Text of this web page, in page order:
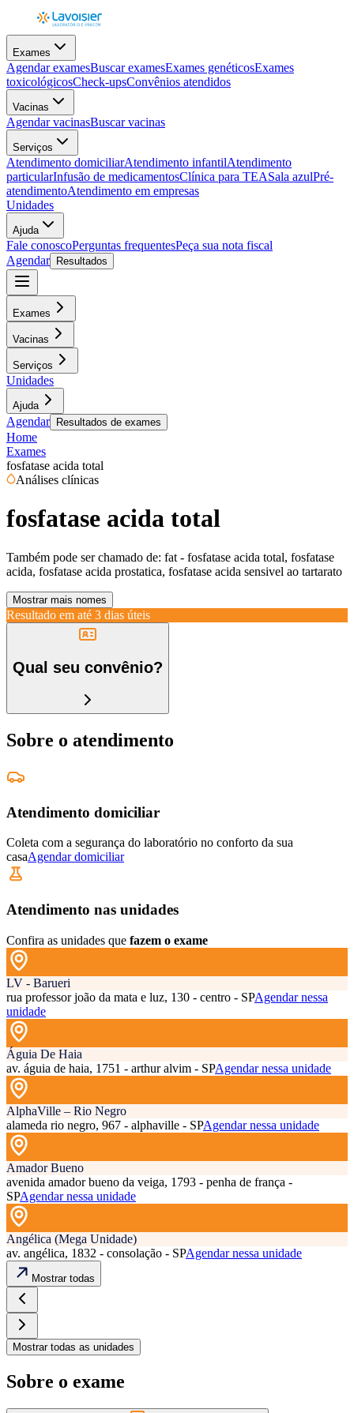
Exames
Agendar examesBuscar examesExames genéticosExames
toxicológicosCheck-upsConvênios atendidos
Vacinas
Agendar vacinasBuscar vacinas
Serviços
Atendimento domiciliarAtendimento infantilAtendimento
particularInfusão de medicamentosClínica para TEASala azulPré-
atendimentoAtendimento em empresas
Unidades
Ajuda
Fale conoscoPerguntas frequentesPeça sua nota fiscal
Agendar
Resultados
Exames
Vacinas
Serviços
Unidades
Ajuda
Agendar Resultados de exames
Home
Exames
fosfatase acida total
Análises clínicas
fosfatase acida total
Também pode ser chamado de: fat - fosfatase acida total, fosfatase
acida, fosfatase acida prostatica, fosfatase acida sensivel ao tartarato
Mostrar mais nomes
Resultado em até 3 dias úteis
Qual seu convênio?
Sobre o atendimento
Atendimento domiciliar
Coleta com a segurança do laboratório no conforto da sua
casaAgendar domiciliar
Atendimento nas unidades
Confira as unidades que fazem o exame
LV - Barueri
rua professor joão da mata e luz, 130 - centro - SPAgendar nessa
unidade
Águia De Haia
av. águia de haia, 1751 - arthur alvim - SPAgendar nessa unidade
AlphaVille – Rio Negro
alameda rio negro, 967 - alphaville - SPAgendar nessa unidade
Amador Bueno
avenida amador bueno da veiga, 1793 - penha de frança -
SPAgendar nessa unidade
Angélica (Mega Unidade)
av. angélica, 1832 - consolação - SPAgendar nessa unidade
Mostrar todas
Mostrar todas as unidades
Sobre o exame